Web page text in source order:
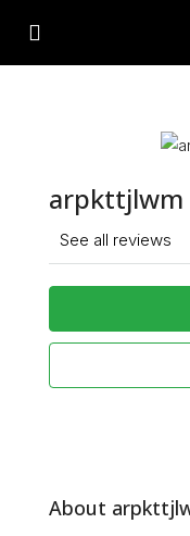
arpkttjlwm
See all reviews
About